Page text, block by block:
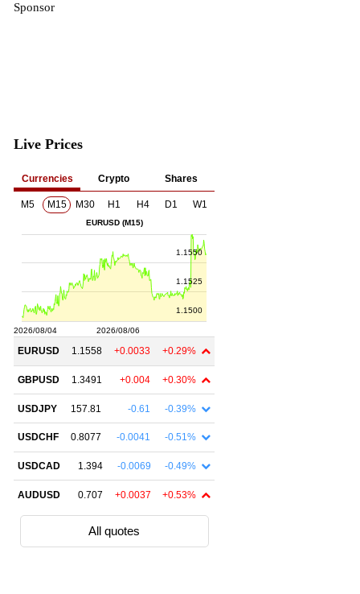
Sponsor
Live Prices